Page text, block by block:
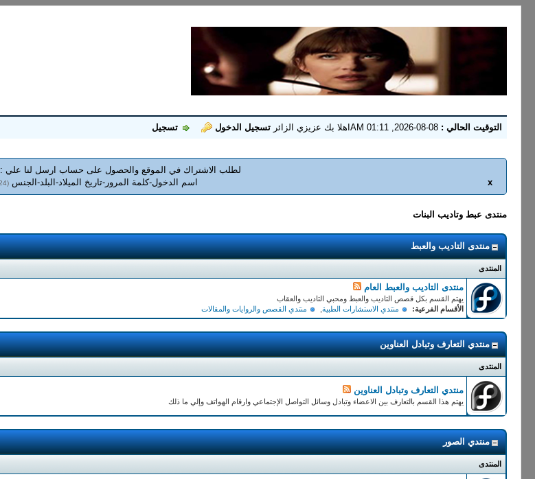
التوقيت الحالي : 08-08-2026, 01:11 AM اهلا بك عزيزي الزائرتسجيل الدخول تسجيل
لطلب الاشتراك في الموقع والحصول على حساب ارسل لنا علي :
اسم الدخول-كلمة المرور-تاريخ الميلاد-البلد-الجنس (December 22, 2024) x
منتدى عبط وتاديب البنات
منتدى التاديب والعبط
المنتدى
منتدى التاديب والعبط العام
يهتم القسم بكل قصص التاديب والعبط ومحبي التاديب والعقاب
الأقسام الفرعية:
منتدي الاستشارات الطبية منتدي القصص والروايات والمقالات
منتدي التعارف وتبادل العناوين
المنتدى
منتدي التعارف وتبادل العناوين
يهتم هذا القسم بالتعارف بين الاعضاء وتبادل وسائل التواصل الإجتماعي وارقام الهواتف وإلي ما ذلك
منتدي الصور
المنتدى